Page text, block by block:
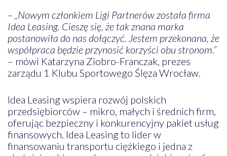
– „Nowym członkiem Ligi Partnerów została firma
Idea Leasing. Cieszę się, że tak znana marka
postanowiła do nas dołączyć. Jestem przekonana, że
współpraca będzie przynosić korzyści obu stronom.”
– mówi Katarzyna Ziobro-Franczak, prezes
zarządu 1 Klubu Sportowego Ślęza Wrocław.
Idea Leasing wspiera rozwój polskich
przedsiębiorców – mikro, małych i średnich firm,
oferując bezpieczny i konkurencyjny pakiet usług
finansowych. Idea Leasing to lider w
finansowaniu transportu ciężkiego i jedna z